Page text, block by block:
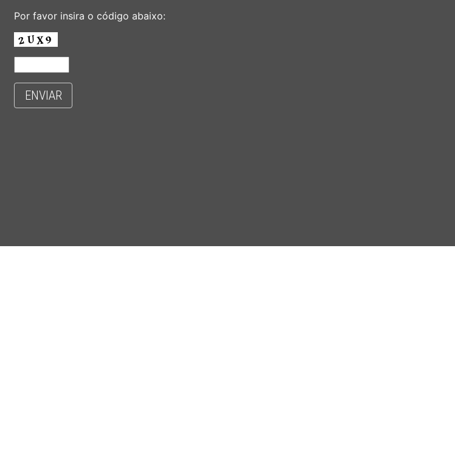
Por favor insira o código abaixo:
ENVIAR